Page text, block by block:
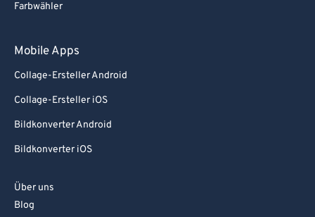
Farbwähler
Mobile Apps
Collage-Ersteller Android
Collage-Ersteller iOS
Bildkonverter Android
Bildkonverter iOS
Über uns
Blog